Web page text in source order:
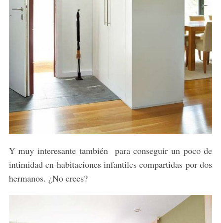
Y muy interesante también para conseguir un poco de
intimidad en habitaciones infantiles compartidas por dos
hermanos. ¿No crees?